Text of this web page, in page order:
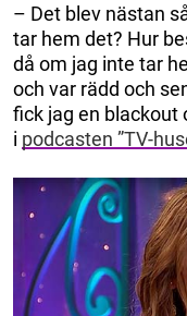
– Det blev nästan
tar hem det? Hur
då om jag inte tar
och var rädd och
fick jag en blackout
i podcasten ”TV-